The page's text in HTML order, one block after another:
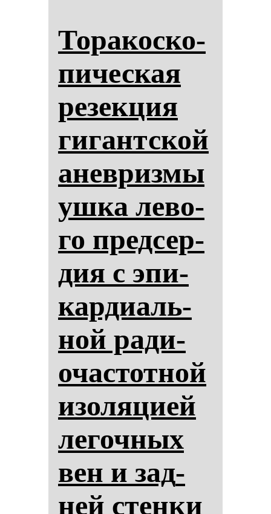
То­ра­кос­ко­
пи­чес­кая
ре­зек­ция
ги­гантской
анев­риз­мы
уш­ка ле­во­
го пред­сер­
дия с эпи­
кар­ди­аль­
ной ра­ди­
очас­тот­ной
изо­ля­ци­ей
ле­гоч­ных
вен и зад­
ней стен­ки